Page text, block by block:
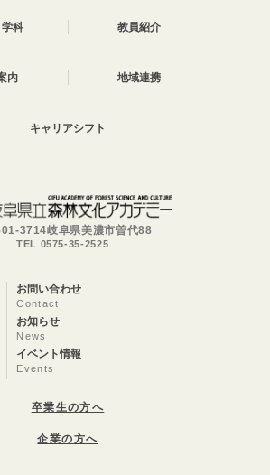
科 教員紹介
内 地域連携
キャリアシフト
3714岐阜県美濃市曽代88
TEL 0575-35-2525
お問い合わせ
Contact
お知らせ
News
イベント情報
Events
卒業生の方へ
企業の方へ